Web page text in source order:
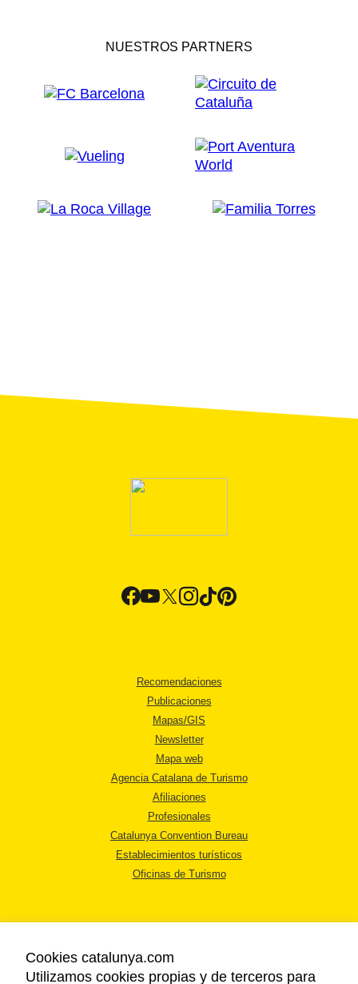
NUESTROS PARTNERS
Recomendaciones
Publicaciones
Mapas/GIS
Newsletter
Mapa web
Agencia Catalana de Turismo
Afiliaciones
Profesionales
Catalunya Convention Bureau
Establecimientos turísticos
Oficinas de Turismo
Cookies catalunya.com
Utilizamos cookies propias y de terceros para